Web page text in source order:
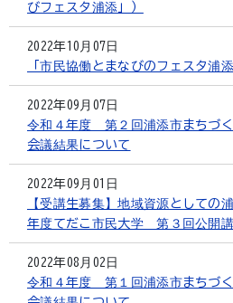
びフェスタ浦添」）
2022年10月07日
「市民協働とまなびのフェスタ浦
2022年09月07日
令和４年度 第２回浦添市まちづ
会議結果について
2022年09月01日
【受講生募集】地域資源としての
年度てだこ市民大学 第３回公開講
2022年08月02日
令和４年度 第１回浦添市まちづ